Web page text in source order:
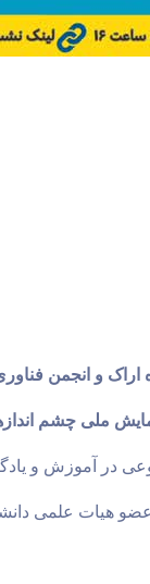
اراک و انجمن
ملی چشم
در آموزش و
هیات علمی